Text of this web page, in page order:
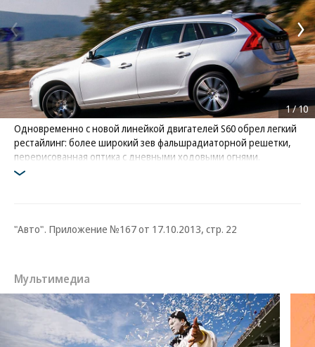
Одновременно с новой линейкой двигателей S60 обрел легкий
рестайлинг: более широкий зев фальшрадиаторной решетки,
перерисованная оптика с дневными ходовыми огнями.
Изменений чуть, а выглядит седан еще выразительнее
1/10
"Авто". Приложение №167 от 17.10.2013, стр. 22
Мультимедиа